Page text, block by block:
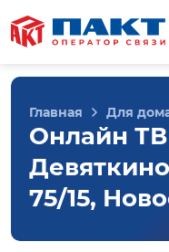
Главная Для
Онлайн
75/15,